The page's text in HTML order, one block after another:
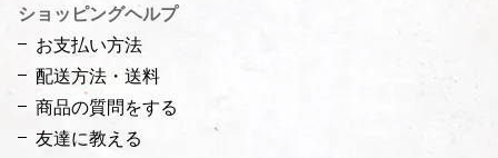
ショッピングヘルプ
お支払い方法
配送方法・送料
商品の質問をする
友達に教える